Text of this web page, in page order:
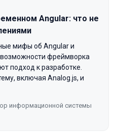
Angular: что не
мифы об Angular и
фреймворка
подход к разработке.
включая Analog.js, и
информационной системы